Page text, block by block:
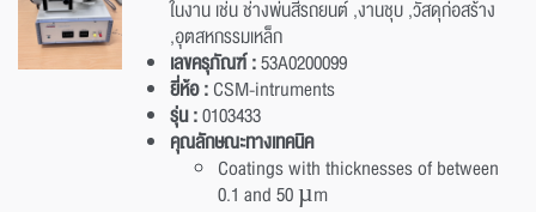
ในงาน เช่น ช่างพ่นสีรถยนต์ ,งานชุบ ,วัสดุก่อสร้าง
,อุตสหกรรมเหล็ก
เลขครุภัณฑ์ :53A0200099
ยี่ห้อ :CSM-intruments
รุ่น :0103433
คุณลักษณะทางเทคนิค
Coatings with thicknesses of between
0.1 and 50 µm